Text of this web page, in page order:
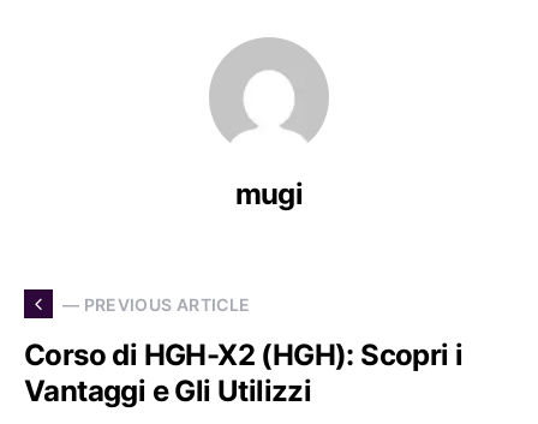
mugi
— PREVIOUS ARTICLE
Corso di HGH-X2 (HGH): Scopri i
Vantaggi e Gli Utilizzi